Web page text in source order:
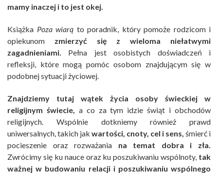
mamy inaczej i to jest okej.
Książka Poza wiarą to poradnik, który pomoże rodzicom i
opiekunom zmierzyć się z wieloma niełatwymi
zagadnieniami. Pełna jest osobistych doświadczeń i
refleksji, które mogą pomóc osobom znajdującym się w
podobnej sytuacji życiowej.
Znajdziemy tutaj wątek życia osoby świeckiej w
religijnym świecie, a co za tym idzie świąt i obchodów
religijnych. Wspólnie dotkniemy również prawd
uniwersalnych, takich jak wartości, cnoty, cel i sens, śmierć i
pocieszenie oraz rozważania na temat dobra i zła.
Zwrócimy się ku nauce oraz ku poszukiwaniu wspólnoty, tak
ważnej w budowaniu relacji i poszukiwaniu wspólnego